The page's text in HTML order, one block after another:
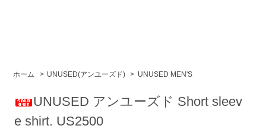
ホーム > UNUSED(アンユーズド) > UNUSED MEN'S
UNUSED アンユーズド Short sleev
e shirt. US2500